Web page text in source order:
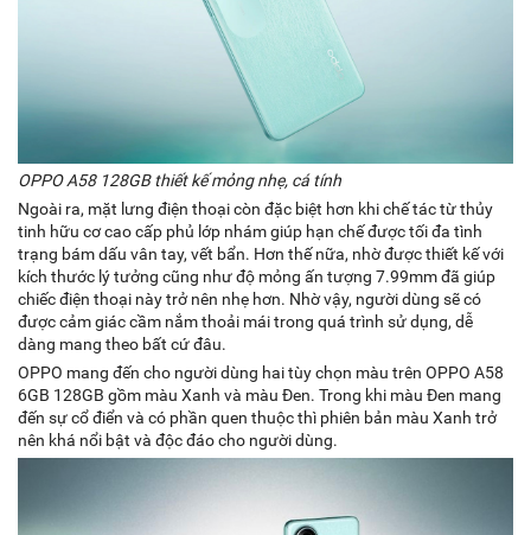
OPPO A58 128GB thiết kế mỏng nhẹ, cá tính
Ngoài ra, mặt lưng điện thoại còn đặc biệt hơn khi chế tác từ thủy
tinh hữu cơ cao cấp phủ lớp nhám giúp hạn chế được tối đa tình
trạng bám dấu vân tay, vết bẩn. Hơn thế nữa, nhờ được thiết kế với
kích thước lý tưởng cũng như độ mỏng ấn tượng 7.99mm đã giúp
chiếc điện thoại này trở nên nhẹ hơn. Nhờ vậy, người dùng sẽ có
được cảm giác cầm nắm thoải mái trong quá trình sử dụng, dễ
dàng mang theo bất cứ đâu.
OPPO mang đến cho người dùng hai tùy chọn màu trên OPPO A58
6GB 128GB gồm màu Xanh và màu Đen. Trong khi màu Đen mang
đến sự cổ điển và có phần quen thuộc thì phiên bản màu Xanh trở
nên khá nổi bật và độc đáo cho người dùng.